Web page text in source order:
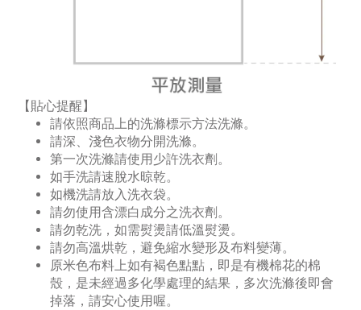
【貼心提醒】
請依照商品上的洗滌標示方法洗滌。
請深、淺色衣物分開洗滌。
第一次洗滌請使用少許洗衣劑。
如手洗請速脫水晾乾。
如機洗請放入洗衣袋。
請勿使用含漂白成分之洗衣劑。
請勿乾洗，如需熨燙請低溫熨燙。
請勿高溫烘乾，避免縮水變形及布料變薄。
原米色布料上如有褐色點點，即是有機棉花的棉
殼，是未經過多化學處理的結果，多次洗滌後即會
掉落，請安心使用喔。